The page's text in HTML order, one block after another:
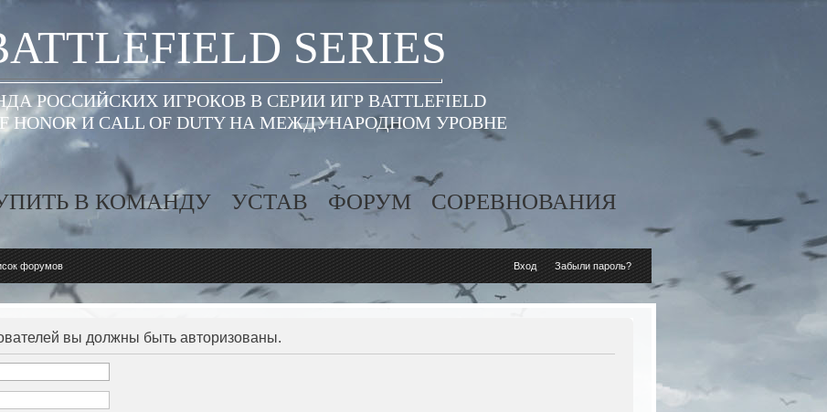
SERIES
РОССИЙСКИХ ИГРОКОВ В СЕРИИ ИГР BATTLEFIELD
HONOR И CALL OF DUTY НА МЕЖДУНАРОДНОМ УРОВНЕ
В КОМАНДУ УСТАВ ФОРУМ
СОРЕВНОВАНИЯ
форумов Вход Забыли пароль?
вы должны быть авторизованы.